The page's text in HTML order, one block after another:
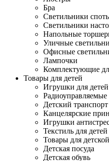
Бра
Светильники
Светильники
Напольные
Уличные
Офисные
Лампочки
Комплектующие
Товары для детей
Игрушки для детей
Детский транспорт
Канцелярские
Игрушки
Текстиль для детей
Товары для
Детская посуда
Детская обувь